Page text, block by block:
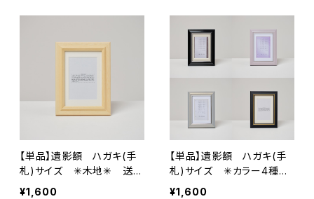
【単品】遺影額 ハガキ(手
札)サイズ ✳︎木地✳︎ 送料
無料
¥1,600
【単品】遺影額 ハガキ(手
札)サイズ ✳︎カラー4種類
✳︎ 送料無料
¥1,600